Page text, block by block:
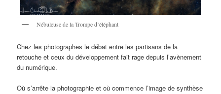
Nébuleuse de la Trompe d’éléphant
Chez les photographes le débat entre les partisans de la
retouche et ceux du développement fait rage depuis l’avènement
du numérique.
Où s’arrête la photographie et où commence l’image de synthèse